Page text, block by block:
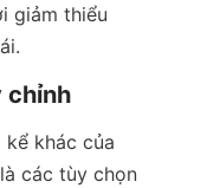
giảm thiểu
khác của
các tùy chọn